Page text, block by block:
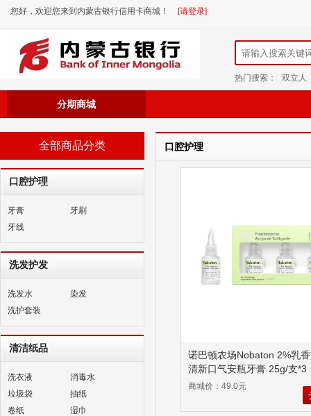
您好，欢迎您来到内蒙古银行信用卡商城！ [请登录]
热门搜索： 双立人
分期商城
全部商品分类
口腔护理
牙膏
牙刷
牙线
洗发护发
洗发水
染发
洗护套装
清洁纸品
洗衣液
消毒水
垃圾袋
抽纸
卷纸
湿巾
口腔护理
诺巴顿农场Nobaton 2%乳
清新口气安瓶牙膏 25g/支*3
商城价：49.0元